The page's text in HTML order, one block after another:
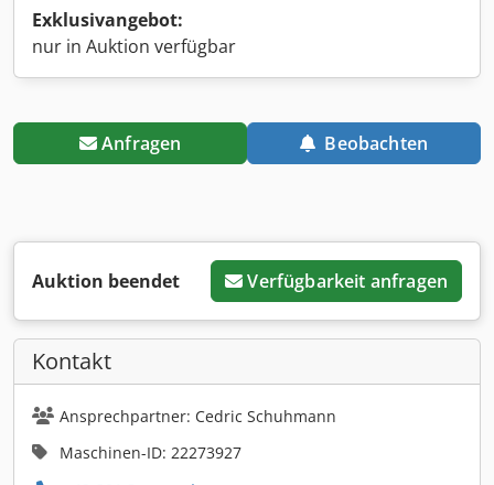
Exklusivangebot:
nur in Auktion verfügbar
Anfragen Beobachten
Auktion beendet Verfügbarkeit anfragen
Kontakt
Ansprechpartner: Cedric Schuhmann
Maschinen-ID: 22273927